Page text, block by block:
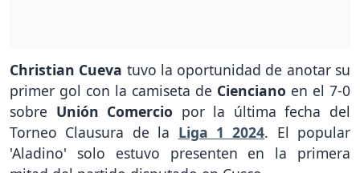
Christian Cueva tuvo la oportunidad de anotar su
primer gol con la camiseta de Cienciano en el 7-0
sobre Unión Comercio por la última fecha del
Torneo Clausura de la Liga 1 2024. El popular
'Aladino' solo estuvo presenten en la primera